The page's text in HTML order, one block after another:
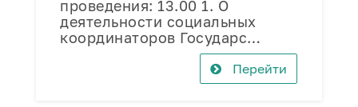
проведения: 13.00 1. О
деятельности социальных
координаторов Государс…
Перейти